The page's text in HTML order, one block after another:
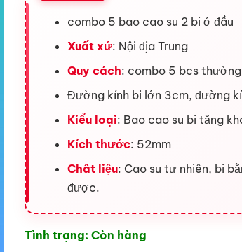
combo 5 bao cao su 2 bi ở đầu
Xuất xứ: Nội địa Trung
Quy cách: combo 5 bcs
Đường kính bi lớn 3cm, đường
Kiểu loại: Bao cao su bi tăng
Kích thước: 52mm
Chât liệu: Cao su tự nhiên, bi
được.
Tình trạng: Còn hàng